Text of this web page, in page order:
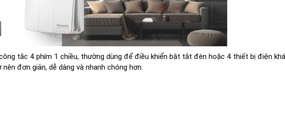
tắc 4 phím 1 chiều, thường dùng để điều khiển bật tắt đèn hoặc 4 thiết bị điện
đơn giản, dễ dàng và nhanh chóng hơn.